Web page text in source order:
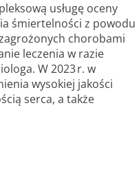
usługę oceny
śmiertelności z powodu
chorobami
leczenia w razie
W 2023 r. w
wysokiej jakości
serca, a także